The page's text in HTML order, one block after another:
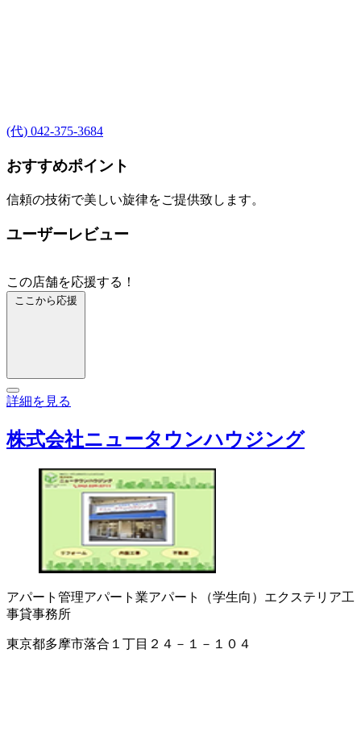
(代) 042-375-3684
おすすめポイント
信頼の技術で美しい旋律をご提供致します。
ユーザーレビュー
この店舗を応援する！
ここから応援
詳細を見る
株式会社ニュータウンハウジング
アパート管理アパート業アパート（学生向） エクステリア工
事貸事務所
東京都多摩市落合１丁目２４－１－１０４